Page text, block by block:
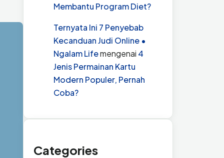
Membantu Program Diet?
Ternyata Ini 7 Penyebab
Kecanduan Judi Online •
Ngalam Lifemengenai 4
Jenis Permainan Kartu
Modern Populer, Pernah
Coba?
Categories